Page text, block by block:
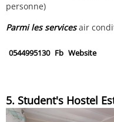
personne)
Parmi les servicesair
0544995130 Fb Website
5. Student's Hostel